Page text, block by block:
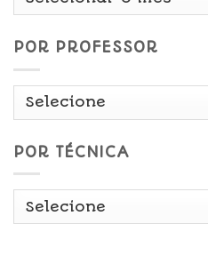
POR PROFESSOR
POR TÉCNICA